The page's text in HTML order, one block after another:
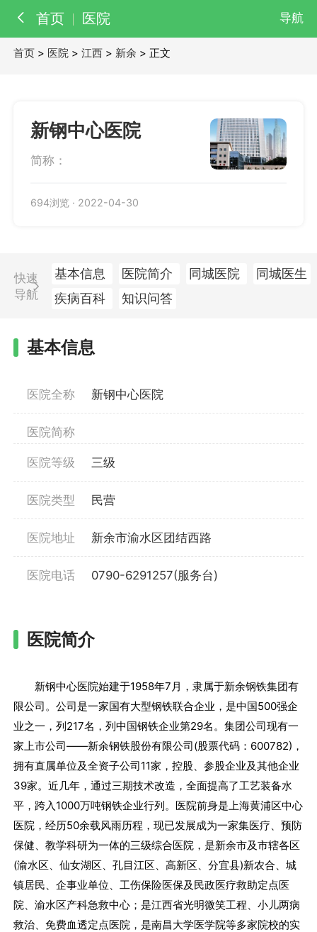
首页 医院 导航
医生
首页 > 医院 >江西 > 新余 > 正文
新钢中心医院
简称：
694浏览 · 2022-04-30
快速
导航
基本信息 医院简介 同城医院
同城医生
疾病百科
知识问答
基本信息
医院全称 新钢中心医院
医院简称
医院等级 三级
医院类型 民营
医院地址 新余市渝水区团结西路
医院电话 0790-6291257(服务台)
医院简介
新钢中心医院始建于1958年7月，隶属于新余钢铁集团有
限公司。公司是一家国有大型钢铁联合企业，是中国500强企
业之一，列217名，列中国钢铁企业第29名。集团公司现有一
家上市公司——新余钢铁股份有限公司(股票代码：600782)，
拥有直属单位及全资子公司11家，控股、参股企业及其他企业
39家。近几年，通过三期技术改造，全面提高了工艺装备水
平，跨入1000万吨钢铁企业行列。医院前身是上海黄浦区中心
医院，经历50余载风雨历程，现已发展成为一家集医疗、预防
保健、教学科研为一体的三级综合医院，是新余市及市辖各区
(渝水区、仙女湖区、孔目江区、高新区、分宜县)新农合、城
镇居民、企事业单位、工伤保险医保及民政医疗救助定点医
院、渝水区产科急救中心；是江西省光明微笑工程、小儿两病
救治、免费血透定点医院，是南昌大学医学院等多家院校的实